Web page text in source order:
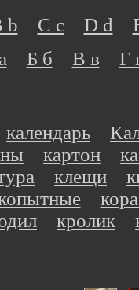
b C c D d
Б б В в Г
календарь
картон
клещи
кролик